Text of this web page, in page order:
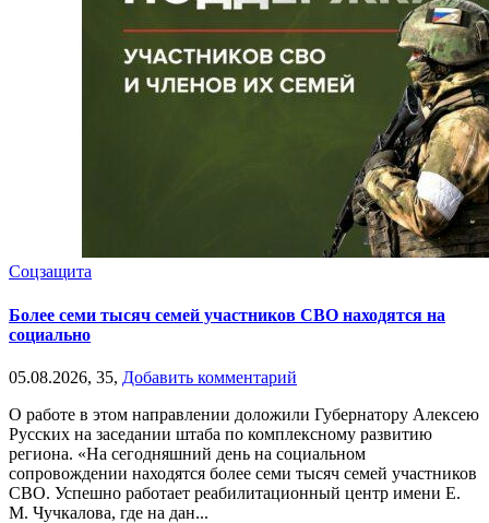
Соцзащита
Более семи тысяч семей участников СВО находятся на
социально
05.08.2026, 35, Добавить комментарий
О работе в этом направлении доложили Губернатору Алексею
Русских на заседании штаба по комплексному развитию
региона. «На сегодняшний день на социальном
сопровождении находятся более семи тысяч семей участников
СВО. Успешно работает реабилитационный центр имени Е.
М. Чучкалова, где на дан...